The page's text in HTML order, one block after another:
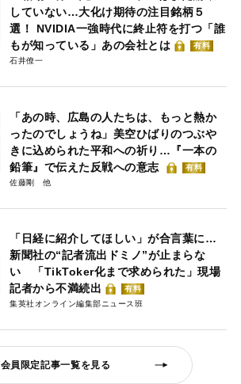
していない…大化け期待の注目銘柄５
選！ NVIDIA一強時代に終止符を打つ「誰
もが知っている」あの会社とは
有料
石井僚一
「あの時、広島の人たちは、もっと熱か
ったのでしょうね」美空ひばりのつぶや
きに込められた平和への祈り…『一本の
鉛筆』で伝えた反戦への意志
有料
佐藤剛
「日経に紹介してほしい」が合言葉に…
新聞社の“記者流出ドミノ”が止まらな
い 「TikToker化まで求められた」現場
記者から不満続出
有料
集英社オンライン編集部ニュース班
会員限定記事一覧を見る